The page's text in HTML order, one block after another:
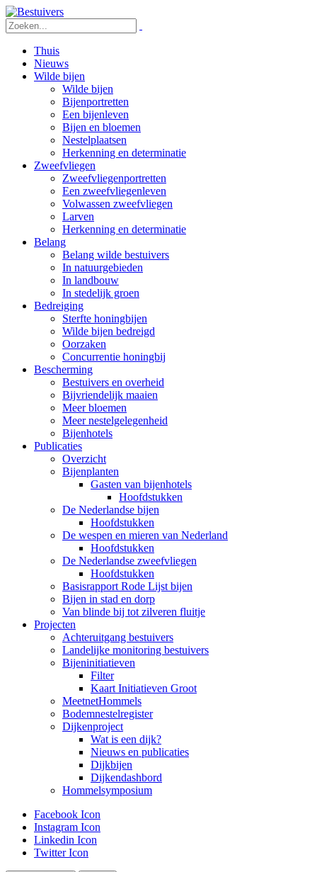
Thuis
Nieuws
Wilde bijen
Wilde bijen
Bijenportretten
Een bijenleven
Bijen en bloemen
Nestelplaatsen
Herkenning en determinatie
Zweefvliegen
Zweefvliegenportretten
Een zweefvliegenleven
Volwassen zweefvliegen
Larven
Herkenning en determinatie
Belang
Belang wilde bestuivers
In natuurgebieden
In landbouw
In stedelijk groen
Bedreiging
Sterfte honingbijen
Wilde bijen bedreigd
Oorzaken
Concurrentie honingbij
Bescherming
Bestuivers en overheid
Bijvriendelijk maaien
Meer bloemen
Meer nestelgelegenheid
Bijenhotels
Publicaties
Overzicht
Bijenplanten
Gasten van bijenhotels
Hoofdstukken
De Nederlandse bijen
Hoofdstukken
De wespen en mieren van Nederland
Hoofdstukken
De Nederlandse zweefvliegen
Hoofdstukken
Basisrapport Rode Lijst bijen
Bijen in stad en dorp
Van blinde bij tot zilveren fluitje
Projecten
Achteruitgang bestuivers
Landelijke monitoring bestuivers
Bijeninitiatieven
Filter
Kaart Initiatieven Groot
MeetnetHommels
Bodemnestelregister
Dijkenproject
Wat is een dijk?
Nieuws en publicaties
Dijkbijen
Dijkendashbord
Hommelsymposium
Facebook Icon
Instagram Icon
Linkedin Icon
Twitter Icon